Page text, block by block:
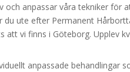
och anpassar våra tekniker för
du ute efter Permanent
att vi finns i Göteborg. Upplev
anpassade behandlingar